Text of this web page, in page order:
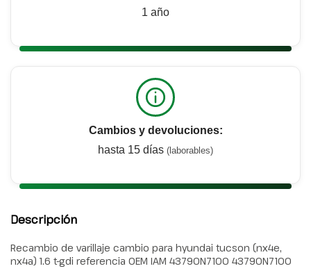
1 año
Cambios y devoluciones:
hasta 15 días (laborables)
Descripción
Recambio de varillaje cambio para hyundai tucson (nx4e,
nx4a) 1.6 t-gdi referencia OEM IAM 43790N7100 43790N7100